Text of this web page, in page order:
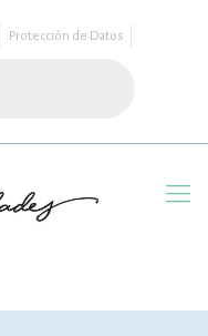
Protección de Datos